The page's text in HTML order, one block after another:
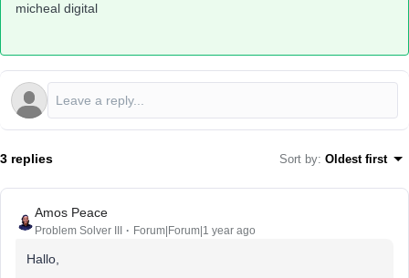
micheal digital
3 replies Sort by: Oldest first
Amos Peace
Problem Solver III Forum|Forum|1 year ago
Hallo,